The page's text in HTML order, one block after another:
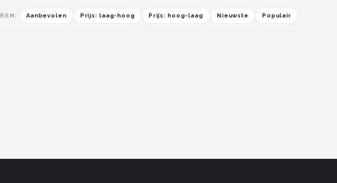
Aanbevolen Prijs: laag-hoog Prijs: hoog-laag Nieuwste Populair